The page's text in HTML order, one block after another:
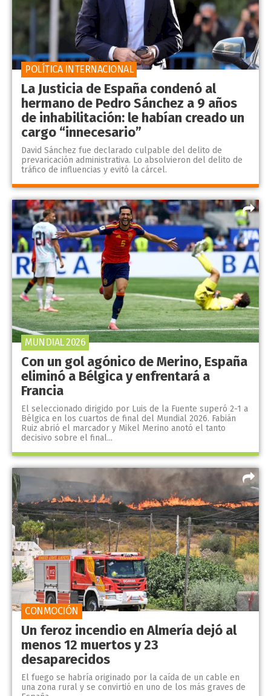
La Justicia de España condenó al
hermano de Pedro Sánchez a 9 años
de inhabilitación: le habían creado un
cargo “innecesario”
David Sánchez fue declarado culpable del delito de
prevaricación administrativa. Lo absolvieron del delito de
tráfico de influencias y evitó la cárcel.
POLÍTICA INTERNACIONAL
Con un gol agónico de Merino, España
eliminó a Bélgica y enfrentará a
Francia
El seleccionado dirigido por Luis de la Fuente superó 2-1 a
Bélgica en los cuartos de final del Mundial 2026. Fabián
Ruiz abrió el marcador y Mikel Merino anotó el tanto
decisivo sobre el final...
MUNDIAL 2026
Un feroz incendio en Almería dejó al
menos 12 muertos y 23
desaparecidos
El fuego se habría originado por la caída de un cable en
una zona rural y se convirtió en uno de los más graves de
CONMOCIÓN